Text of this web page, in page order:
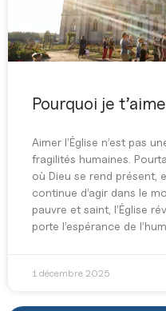
Pourquoi je
Aimer l’Église n’est pas
fragilités humaines.
où Dieu se rend présent,
continue d’agir dans le
pauvre et saint, l’Église
porte l’espérance de
1 décembre 2025